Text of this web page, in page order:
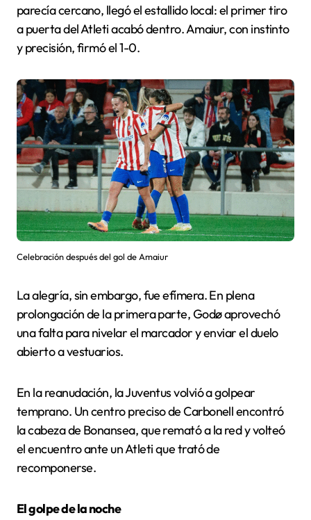
parecía cercano, llegó el estallido local: el primer tiro
a puerta del Atleti acabó dentro. Amaiur, con instinto
y precisión, firmó el 1-0.
Celebración después del gol de Amaiur
La alegría, sin embargo, fue efímera. En plena
prolongación de la primera parte, Godø aprovechó
una falta para nivelar el marcador y enviar el duelo
abierto a vestuarios.
En la reanudación, la Juventus volvió a golpear
temprano. Un centro preciso de Carbonell encontró
la cabeza de Bonansea, que remató a la red y volteó
el encuentro ante un Atleti que trató de
recomponerse.
El golpe de la noche